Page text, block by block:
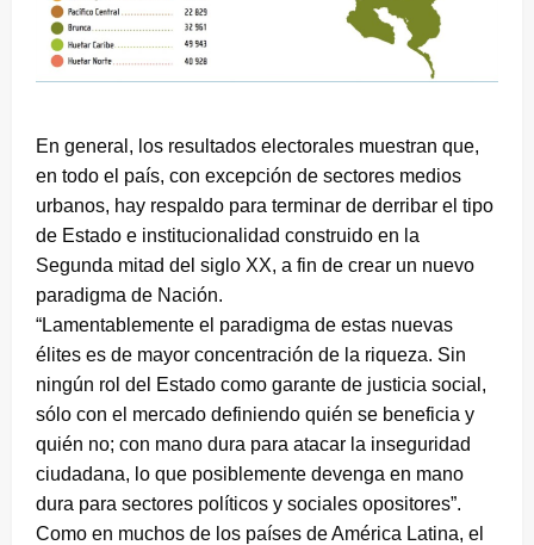
En general, los resultados electorales muestran que,
en todo el país, con excepción de sectores medios
urbanos, hay respaldo para terminar de derribar el tipo
de Estado e institucionalidad construido en la
Segunda mitad del siglo XX, a fin de crear un nuevo
paradigma de Nación.
“Lamentablemente el paradigma de estas nuevas
élites es de mayor concentración de la riqueza. Sin
ningún rol del Estado como garante de justicia social,
sólo con el mercado definiendo quién se beneficia y
quién no; con mano dura para atacar la inseguridad
ciudadana, lo que posiblemente devenga en mano
dura para sectores políticos y sociales opositores”.
Como en muchos de los países de América Latina, el